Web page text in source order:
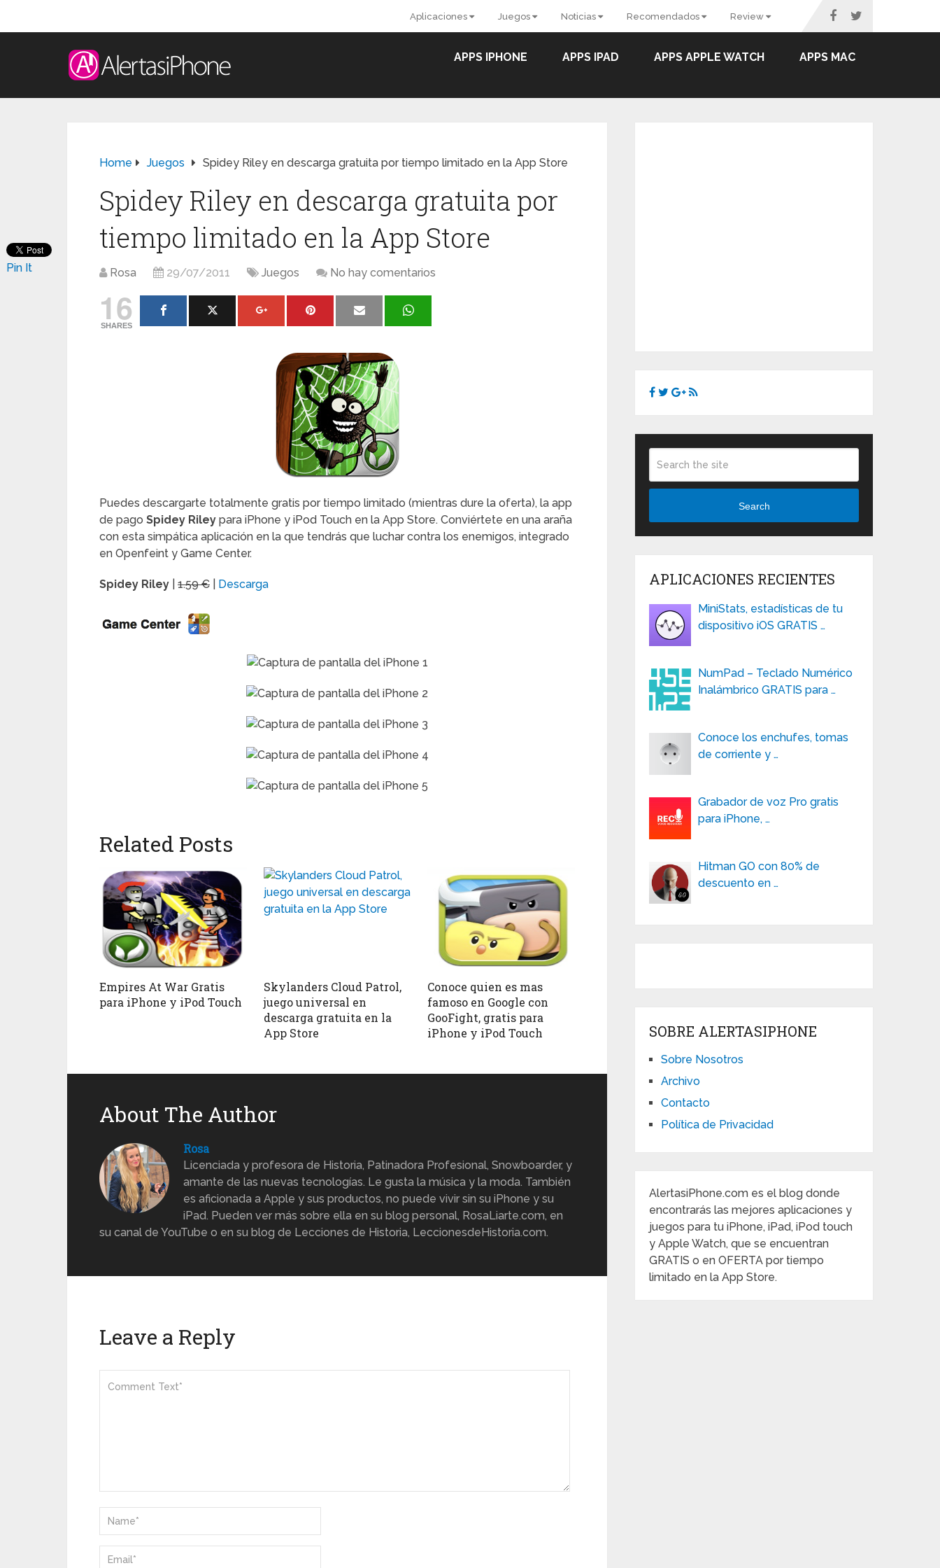
Aplicaciones Juegos Noticias Recomendados Review
APPS IPHONE APPS IPAD APPS APPLE WATCH APPS MAC
Home Juegos Spidey Riley en descarga gratuita por tiempo limitado en la App Store
Spidey Riley en descarga gratuita por
tiempo limitado en la App Store
Rosa 29/07/2011 Juegos No hay comentarios
16
SHARES
Puedes descargarte totalmente gratis por tiempo limitado (mientras dure la oferta), la app
de pago Spidey Riley para iPhone y iPod Touch en la App Store. Conviértete en una araña
con esta simpática aplicación en la que tendrás que luchar contra los enemigos, integrado
en Openfeint y Game Center.
Spidey Riley 1.59 € Descarga
Pin It
Related Posts
Empires At War Gratis
para iPhone y iPod Touch
Skylanders Cloud Patrol,
juego universal en
descarga gratuita en la
App Store
Conoce quien es mas
famoso en Google con
GooFight, gratis para
iPhone y iPod Touch
About The Author
Rosa
Licenciada y profesora de Historia, Patinadora Profesional, Snowboarder, y
amante de las nuevas tecnologías. Le gusta la música y la moda. También
es aficionada a Apple y sus productos, no puede vivir sin su iPhone y su
iPad. Pueden ver más sobre ella en su blog personal, RosaLiarte.com, en
su canal de YouTube o en su blog de Lecciones de Historia, LeccionesdeHistoria.com.
Leave a Reply
Search
APLICACIONES RECIENTES
MiniStats, estadísticas de tu
dispositivo iOS GRATIS …
NumPad – Teclado Numérico
Inalámbrico GRATIS para …
Conoce los enchufes, tomas
de corriente y …
Grabador de voz Pro gratis
para iPhone, …
Hitman GO con 80% de
descuento en …
SOBRE ALERTASIPHONE
Sobre Nosotros
Archivo
Contacto
Política de Privacidad
AlertasiPhone.com es el blog donde
encontrarás las mejores aplicaciones y
juegos para tu iPhone, iPad, iPod touch
y Apple Watch, que se encuentran
GRATIS o en OFERTA por tiempo
limitado en la App Store.